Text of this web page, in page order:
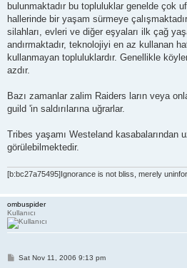
bulunmaktadır bu topluluklar genelde çok
hallerinde bir yaşam sürmeye
silahları, evleri ve diğer eşyaları ilk çağ
andırmaktadır, teknolojiyi en az kullanan
kullanmayan topluluklardır. Genellikle
azdır.
Bazı zamanlar zalim Raiders ların veya
guild 'in saldırılarına uğrarlar.
Tribes yaşamı Westeland kasabalarından
görülebilmektedir.
[b:bc27a75495]Ignorance is not bliss, merely
ombuspider
Kullanıcı
PSat Nov 11, 2006 9:13 pm